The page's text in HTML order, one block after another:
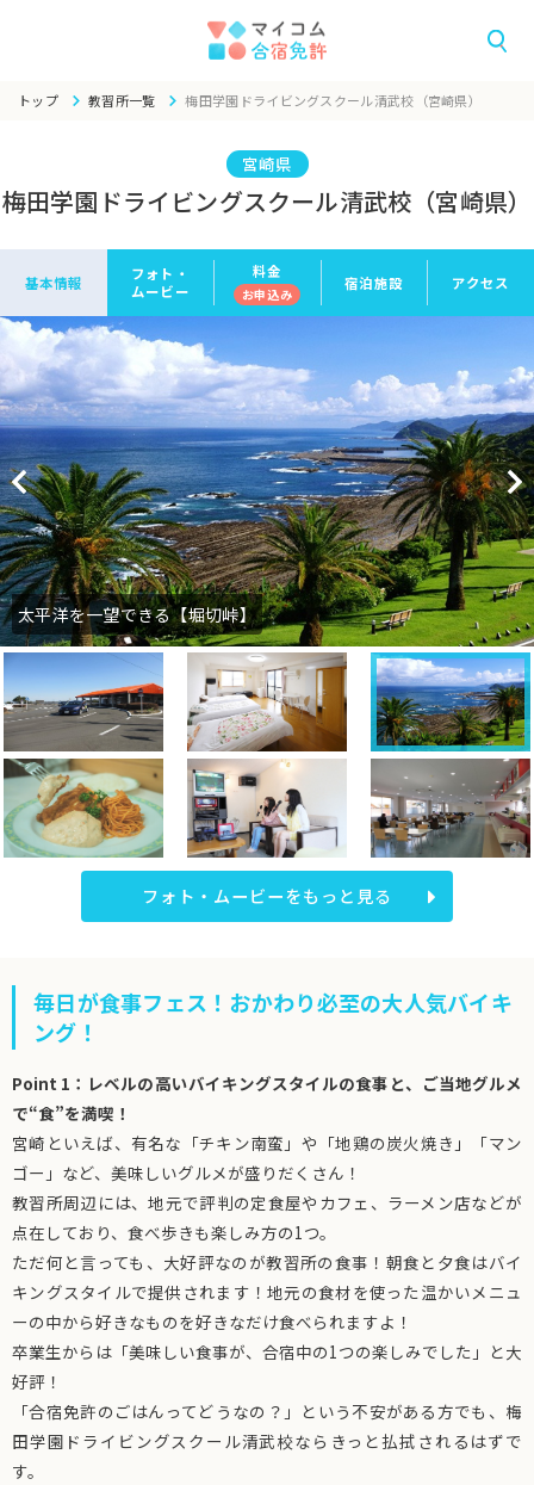
トップ 教習所一覧 梅田学園ドライビングスクール清武校（宮崎県）
宮崎県
梅田学園ドライビングスクール清武校（宮崎県）
基本情報
フォト・
ムービー
料金
お申込み
宿泊施設 アクセス
太平洋を一望できる【堀切峠】
フォト・ムービーをもっと見る
毎日が食事フェス！おかわり必至の大人気バイキ
ング！
Point 1：レベルの高いバイキングスタイルの食事と、ご当地グルメ
で“食”を満喫！
宮崎といえば、有名な「チキン南蛮」や「地鶏の炭火焼き」「マン
ゴー」など、美味しいグルメが盛りだくさん！
教習所周辺には、地元で評判の定食屋やカフェ、ラーメン店などが
点在しており、食べ歩きも楽しみ方の1つ。
ただ何と言っても、大好評なのが教習所の食事！朝食と夕食はバイ
キングスタイルで提供されます！地元の食材を使った温かいメニュ
ーの中から好きなものを好きなだけ食べられますよ！
卒業生からは「美味しい食事が、合宿中の1つの楽しみでした」と大
好評！
「合宿免許のごはんってどうなの？」という不安がある方でも、梅
田学園ドライビングスクール清武校ならきっと払拭されるはずで
す。